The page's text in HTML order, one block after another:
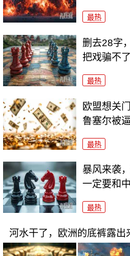
最热
删去28字
把戏骗不
最热
欧盟想关
鲁塞尔被
最热
暴风来袭
一定要和
最热
河水干了，欧洲的底裤露出